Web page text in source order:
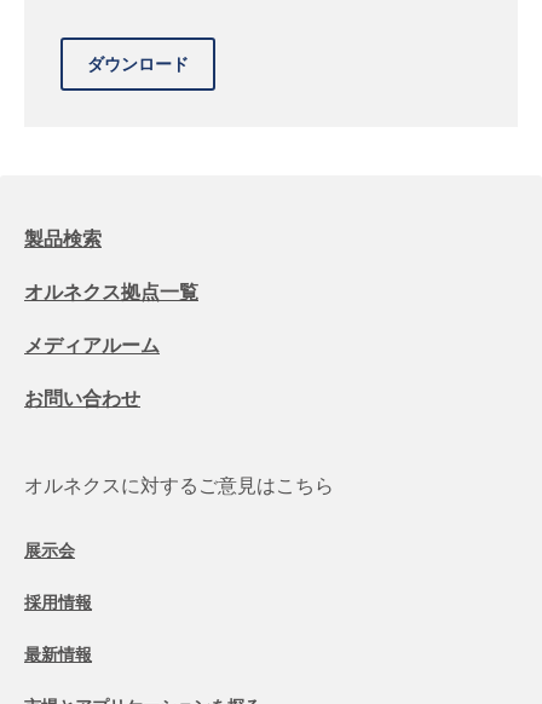
製品検索
オルネクス拠点一覧
メディアルーム
お問い合わせ
オルネクスに対するご意見はこちら
展示会
採用情報
最新情報